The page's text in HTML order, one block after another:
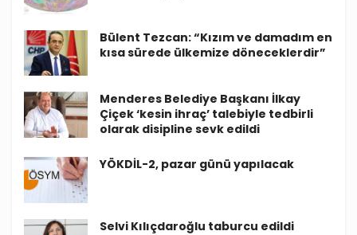
Bülent Tezcan: “Kızım ve damadım en
kısa sürede ülkemize döneceklerdir”
Menderes Belediye Başkanı İlkay
Çiçek ‘kesin ihraç’ talebiyle tedbirli
olarak disipline sevk edildi
YÖKDİL-2, pazar günü yapılacak
Selvi Kılıçdaroğlu taburcu edildi